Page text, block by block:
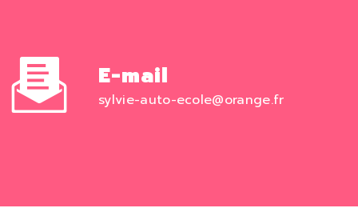
E-mail
sylvie-auto-ecole@orange.fr